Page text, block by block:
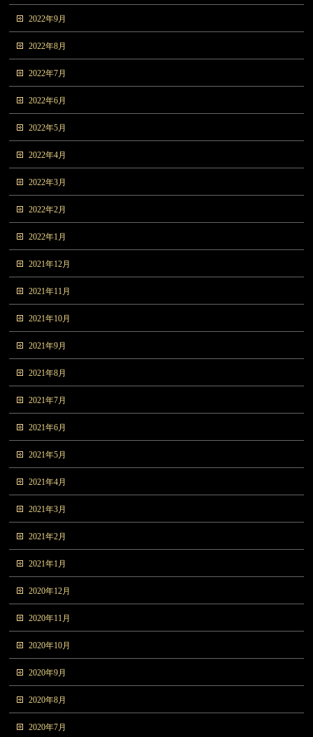
2022年9月
2022年8月
2022年7月
2022年6月
2022年5月
2022年4月
2022年3月
2022年2月
2022年1月
2021年12月
2021年11月
2021年10月
2021年9月
2021年8月
2021年7月
2021年6月
2021年5月
2021年4月
2021年3月
2021年2月
2021年1月
2020年12月
2020年11月
2020年10月
2020年9月
2020年8月
2020年7月